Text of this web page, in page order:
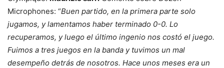
Microphones: “Buen partido, en la primera parte solo
jugamos, y lamentamos haber terminado 0-0. Lo
recuperamos, y luego el último ingenio nos costó el juego.
Fuimos a tres juegos en la banda y tuvimos un mal
desempeño detrás de nosotros. Hace unos meses era un